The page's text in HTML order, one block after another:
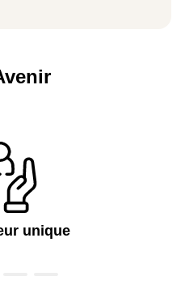
unique